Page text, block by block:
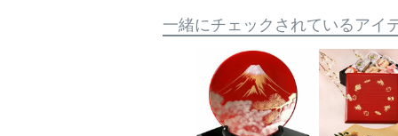
一緒にチェックされているアイ